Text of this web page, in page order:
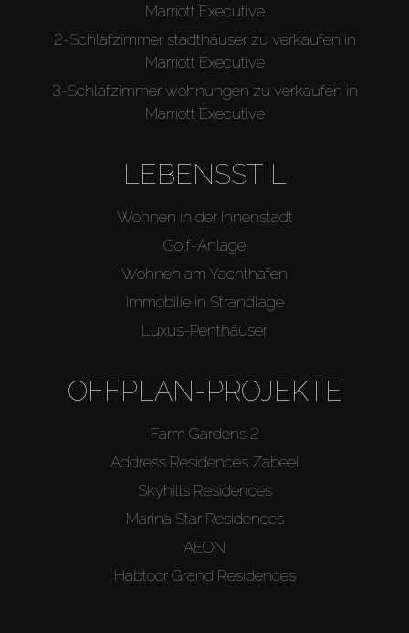
Marriott Executive
2-Schlafzimmer stadthäuser zu verkaufen in
Marriott Executive
3-Schlafzimmer wohnungen zu verkaufen in
Marriott Executive
LEBENSSTIL
Wohnen in der Innenstadt
Golf-Anlage
Wohnen am Yachthafen
Immobilie in Strandlage
Luxus-Penthäuser
OFFPLAN-PROJEKTE
Farm Gardens 2
Address Residences Zabeel
Skyhills Residences
Marina Star Residences
AEON
Habtoor Grand Residences